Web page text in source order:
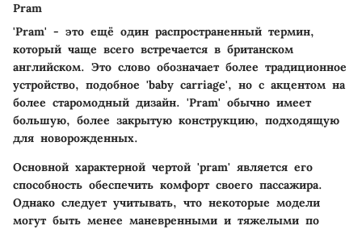
Pram
'Pram' - это ещё один распространенный термин,
который чаще всего встречается в британском
английском. Это слово обозначает более традиционное
устройство, подобное 'baby carriage', но с акцентом на
более старомодный дизайн. 'Pram' обычно имеет
большую, более закрытую конструкцию, подходящую
для новорожденных.
Основной характерной чертой 'pram' является его
способность обеспечить комфорт своего пассажира.
Однако следует учитывать, что некоторые модели
могут быть менее маневренными и тяжелыми по